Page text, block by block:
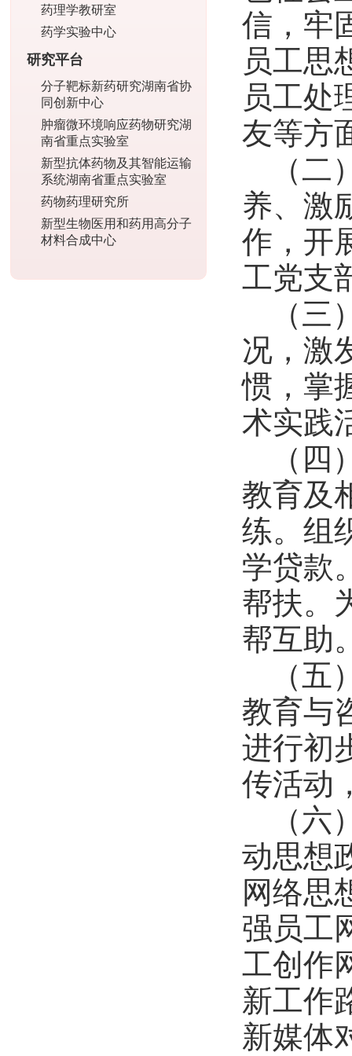
药理学教研室
药学实验中心
研究平台
分子靶标新药研究湖南省协
同创新中心
肿瘤微环境响应药物研究湖
南省重点实验室
新型抗体药物及其智能运输
系统湖南省重点实验室
药物药理研究所
新型生物医用和药用高分子
材料合成中心
信，牢
员工思
员工处
友等方
（
养、激
作，开
工党支
（
况，激
惯，掌
术实践
（
教育及
练。组
学贷款
帮扶。
帮互助
（
教育与
进行初
传活动
（
动思想
网络思
强员工
工创作
新工作
新媒体